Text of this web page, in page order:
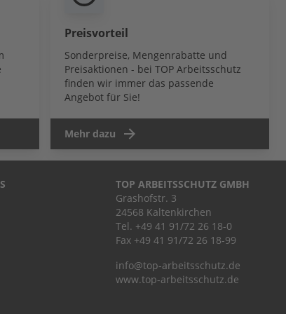
Preisvorteil
Sonderpreise, Mengenrabatte und
Preisaktionen - bei TOP Arbeitsschutz
finden wir immer das passende
Angebot für Sie!
Mehr dazu
TOP ARBEITSSCHUTZ GMBH
Grashofstr. 3
24568 Kaltenkirchen
Tel. +49 41 91/72 26 18-0
Fax +49 41 91/72 26 18-99
info@top-arbeitsschutz.de
www.top-arbeitsschutz.de